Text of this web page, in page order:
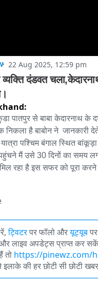
22 Aug 2025, 12:59 pm
दंडवत
पातपुर से बाबा केदारनाथ के
निकला है बाबोन ने  जानकारी
पश्चिम बंगाल स्थित
मैं उसे 30 दिनों का समय
रहा है इस सफर को पूरा
ट्विटरपर फॉलो औरयूट्यूब
लाइव अपडेट्स प्राप्त कर
तो https://pinewz.com/
इलाके की हर छोटी सी छोटी